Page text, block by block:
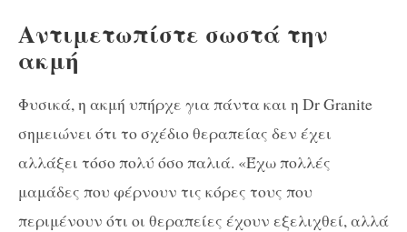
Αντιμετωπίστε σωστά την
ακμή
Φυσικά, η ακμή υπήρχε για πάντα και η Dr Granite
σημειώνει ότι το σχέδιο θεραπείας δεν έχει
αλλάξει τόσο πολύ όσο παλιά. «Έχω πολλές
μαμάδες που φέρνουν τις κόρες τους που
περιμένουν ότι οι θεραπείες έχουν εξελιχθεί, αλλά